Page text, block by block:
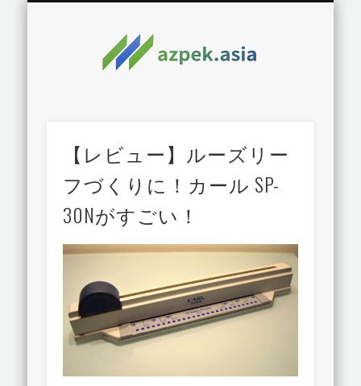
【レビュー】ルーズリー
フづくりに！カール SP-
30Nがすごい！